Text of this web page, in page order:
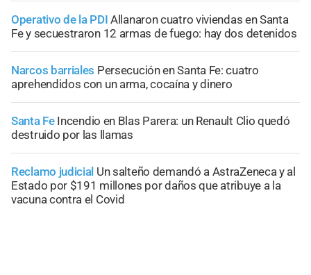
Operativo de la PDI Allanaron cuatro viviendas en Santa
Fe y secuestraron 12 armas de fuego: hay dos detenidos
Narcos barriales Persecución en Santa Fe: cuatro
aprehendidos con un arma, cocaína y dinero
Santa Fe Incendio en Blas Parera: un Renault Clio quedó
destruido por las llamas
Reclamo judicial Un salteño demandó a AstraZeneca y al
Estado por $191 millones por daños que atribuye a la
vacuna contra el Covid